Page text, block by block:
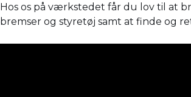
Hos os på værkstedet får du lov til at
bremser og styretøj samt at finde og